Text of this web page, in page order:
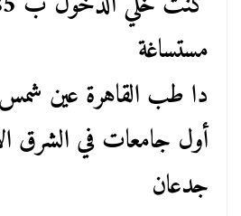
مستساغة
دا طب القاهرة عين
أول جامعات في الشرق
جدعان